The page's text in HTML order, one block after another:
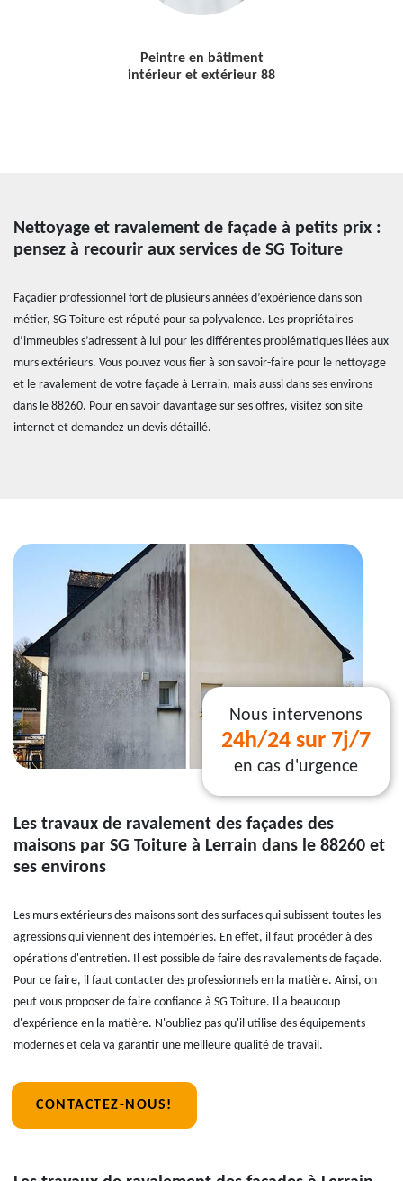
Peintre en bâtiment
intérieur et extérieur 88
Nettoyage et ravalement de façade à petits prix :
pensez à recourir aux services de SG Toiture
Façadier professionnel fort de plusieurs années d’expérience dans son
métier, SG Toiture est réputé pour sa polyvalence. Les propriétaires
d’immeubles s’adressent à lui pour les différentes problématiques liées aux
murs extérieurs. Vous pouvez vous fier à son savoir-faire pour le nettoyage
et le ravalement de votre façade à Lerrain, mais aussi dans ses environs
dans le 88260. Pour en savoir davantage sur ses offres, visitez son site
internet et demandez un devis détaillé.
Nous intervenons
24h/24 sur 7j/7
en cas d'urgence
Les travaux de ravalement des façades des
maisons par SG Toiture à Lerrain dans le 88260 et
ses environs
Les murs extérieurs des maisons sont des surfaces qui subissent toutes les
agressions qui viennent des intempéries. En effet, il faut procéder à des
opérations d'entretien. Il est possible de faire des ravalements de façade.
Pour ce faire, il faut contacter des professionnels en la matière. Ainsi, on
peut vous proposer de faire confiance à SG Toiture. Il a beaucoup
d'expérience en la matière. N'oubliez pas qu'il utilise des équipements
modernes et cela va garantir une meilleure qualité de travail.
CONTACTEZ-NOUS!